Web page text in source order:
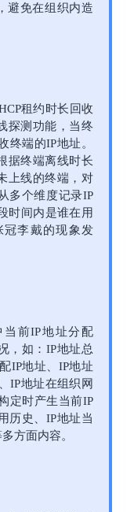
避免在组织内造
租约时长回收
探测功能，当终
终端的IP地址。
据终端离线时长
上线的终端，对
多个维度记录IP
时间内是谁在用
冠李戴的现象发
前IP地址分配
，如：IP地址总
IP地址、IP地址
IP地址在组织网
定时产生当前IP
历史、IP地址当
方面内容。